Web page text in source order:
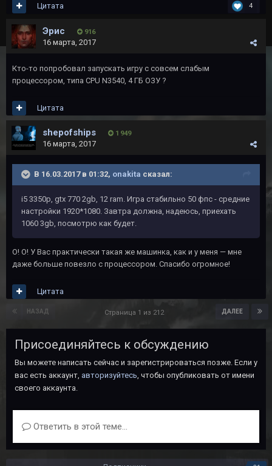
4
Цитата
Эрис 916
16 марта, 2017
Кто-то попробовал запускать игру с совсем слабым
процессором, типа CPU N3540, 4 ГБ ОЗУ ?
Цитата
shepofships 1 949
16 марта, 2017
В 16.03.2017 в 01:32, onakita сказал:
i5 3350p, gtx 770 2gb, 12 ram. Игра стабильно 50 фпс - средние
настройки 1920*1080. Завтра должна, надеюсь, приехать
1060 3gb, посмотрю как будет.
О! О! У Вас практически такая же машинка, как и у меня — мне
даже больше повезло с процессором. Спасибо огромное!
Цитата
НАЗАД ДАЛЕЕ
Страница 1 из 212
Присоединяйтесь к обсуждению
Вы можете написать сейчас и зарегистрироваться позже. Если у
вас есть аккаунт, авторизуйтесь, чтобы опубликовать от имени
своего аккаунта.
Ответить в этой теме...